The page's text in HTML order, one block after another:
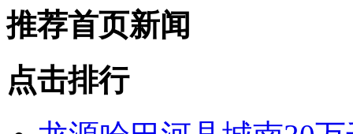
推荐首页新闻
点击排行